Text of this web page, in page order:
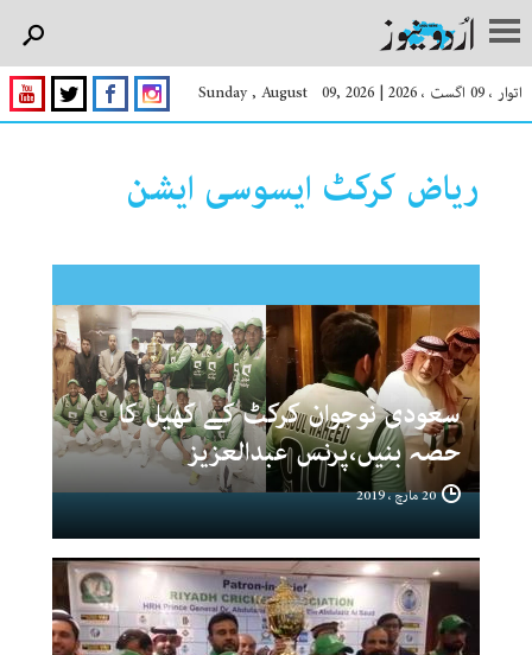
اتوار ، 09 اگست ، 2026 |
Sunday , August 09, 2026
ریاض کرکٹ ایسوسی ایشن
سعودی نوجوان کرکٹ کے کھیل کا
حصہ بنیں،پرنس عبدالعزیز
20 مارچ ، 2019